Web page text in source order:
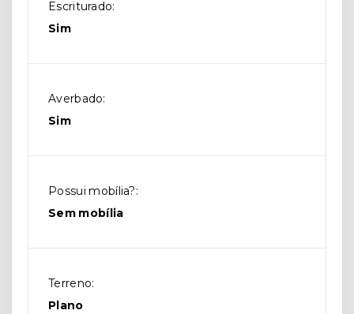
Escriturado:
Sim
Averbado:
Sim
Possui mobília?:
Sem mobília
Terreno:
Plano